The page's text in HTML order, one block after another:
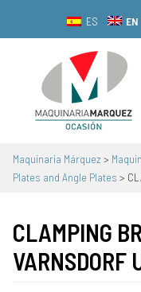
ES EN
Main Navigation
Maquinaria Márquez >
Plates and Angle Plates >
CLAMPING
VARNSDORF